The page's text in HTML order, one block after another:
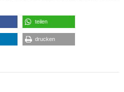
teilen
drucken